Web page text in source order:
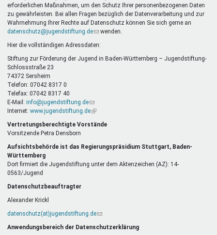
erforderlichen Maßnahmen, um den Schutz Ihrer personenbezogenen Daten
zu gewährleisten. Bei allen Fragen bezüglich der Datenverarbeitung und zur
Wahrnehmung Ihrer Rechte auf Datenschutz können Sie sich gerne an
datenschutz@jugendstiftung.de(Link
E-
Mail)
wenden.
Hier die vollständigen Adressdaten:
Stiftung zur Förderung der Jugend in Baden-Württemberg – Jugendstiftung-
Schlossstraße 23
74372 Sersheim
Telefon: 07042 8317 0
Telefax: 07042 8317 40
E-Mail: info@jugendstiftung.de(Link
sendet
Mail)
Internet: www.jugendstiftung.de(Link
extern)
Vertretungsberechtigte Vorstände
Vorsitzende Petra Densborn
Aufsichtsbehörde ist das Regierungspräsidium Stuttgart, Baden-
Württemberg
Dort firmiert die Jugendstiftung unter dem Aktenzeichen (AZ): 14-
0563/Jugend
Datenschutzbeauftragter
Alexander Krickl
datenschutz(at)jugendstiftung.de(Link
E-
Anwendungsbereich der Datenschutzerklärung